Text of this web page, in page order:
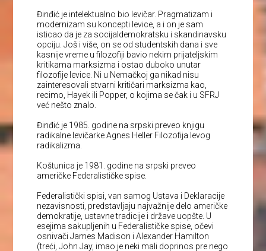
Đinđić je intelektualno bio levičar. Pragmatizam i
modernizam su koncepti levice, a i on je sam
isticao da je za socijaldemokratsku i skandinavsku
opciju. Još i više, on se od studentskih dana i sve
kasnije vreme u filozofiji bavio nekim prijateljskim
kritikama marksizma i ostao duboko unutar
filozofije levice. Ni u Nemačkoj ga nikad nisu
zainteresovali stvarni kritičari marksizma kao,
recimo, Hayek ili Popper, o kojima se čak i u SFRJ
već nešto znalo.
Đinđić je 1985. godine na srpski preveo knjigu
radikalne levičarke Agnes Heller Filozofija levog
radikalizma.
Koštunica je 1981. godine na srpski preveo
američke Federalističke spise.
Federalistički spisi, van samog Ustava i Deklaracije
nezavisnosti, predstavljaju najvažnije delo američke
demokratije, ustavne tradicije i države uopšte. U
esejima sakupljenih u Federalističke spise, očevi
osnivači James Madison i Alexander Hamilton
(treći, John Jay, imao je neki mali doprinos pre nego